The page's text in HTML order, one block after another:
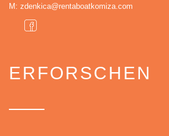
M: zdenkica@rentaboatkomiza.com
ERFORSCHEN